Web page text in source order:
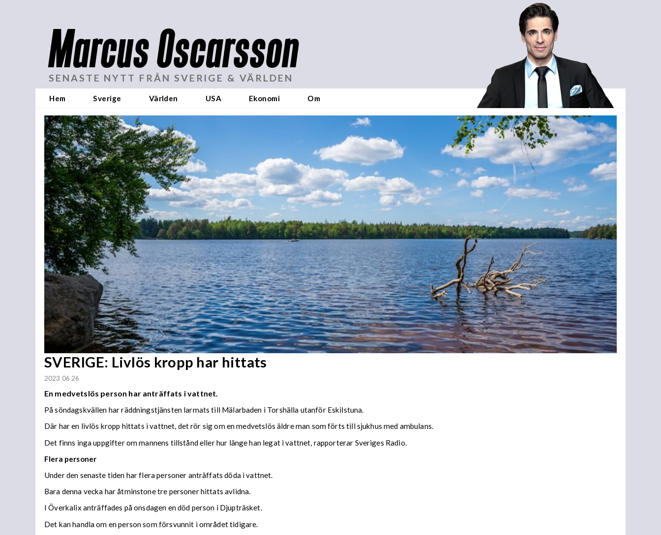
Marcus Oscarsson
SENASTE NYTT FRÅN SVERIGE & VÄRLDEN
Hem Sverige Världen USA Ekonomi Om
SVERIGE: Livlös kropp har hittats
2023 06 26
En medvetslös person har anträffats i vattnet.
På söndagskvällen har räddningstjänsten larmats till Mälarbaden i Torshälla utanför Eskilstuna.
Där har en livlös kropp hittats i vattnet, det rör sig om en medvetslös äldre man som förts till sjukhus med ambulans.
Det finns inga uppgifter om mannens tillstånd eller hur länge han legat i vattnet, rapporterar Sveriges Radio.
Flera personer
Under den senaste tiden har flera personer anträffats döda i vattnet.
Bara denna vecka har åtminstone tre personer hittats avlidna.
I Överkalix anträffades på onsdagen en död person i Djupträsket.
Det kan handla om en person som försvunnit i området tidigare.